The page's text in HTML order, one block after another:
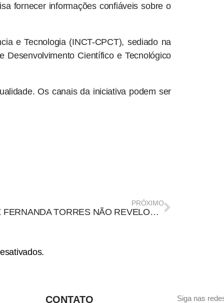
fornecer informações confiáveis sobre o
e Tecnologia (INCT-CPCT), sediado na
Desenvolvimento Científico e Tecnológico
Os canais da iniciativa podem ser
PRÓXIMO
ATRIZ FERNANDA TORRES NÃO REVELOU PRECONCEITO CONTRA EVANGÉLICOS
CONTATO Siga nas